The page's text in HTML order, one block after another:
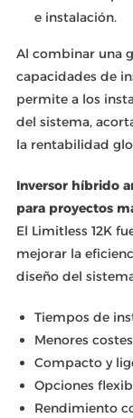
e instalación.
Al combinar una
capacidades de
permite a los
del sistema,
la rentabilidad
Inversor híbrido
para proyectos
El Limitless 12K
mejorar la
diseño del
Tiempos de
Menores
Compacto y
Opciones
Rendimiento